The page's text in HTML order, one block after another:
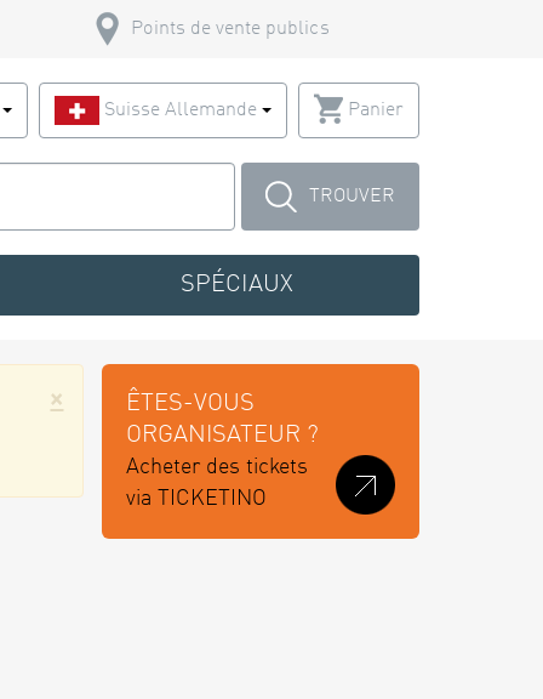
Points de vente publics
Suisse Allemande Panier
TROUVER
SPÉCIAUX
×
ÊTES-VOUS
ORGANISATEUR ?
Acheter des tickets
via TICKETINO